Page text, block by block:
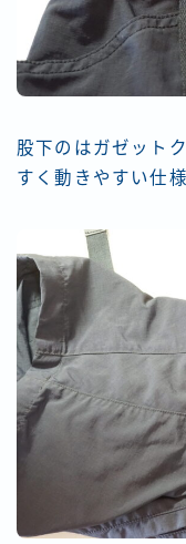
股下のはガゼット
すく動きやすい仕